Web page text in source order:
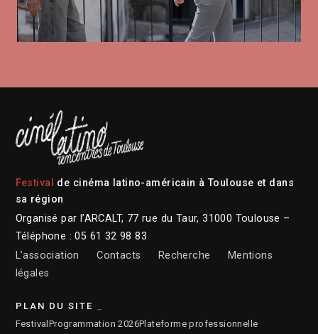
Festival
de cinéma latino-américain à Toulouse et dans
sa région
Organisé par l’ARCALT, 77 rue du Taur, 31000 Toulouse –
Téléphone : 05 61 32 98 83
L’association
Contacts Recherche
Mentions
légales
PLAN DU SITE
Festival Programmation 2026Plateforme professionnelle